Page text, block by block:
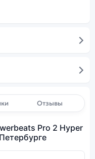
Отзывы
Pro 2 Hyper